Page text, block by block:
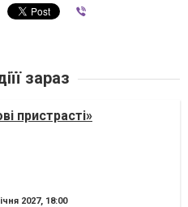
зараз
пристрасті»
2027, 18:00